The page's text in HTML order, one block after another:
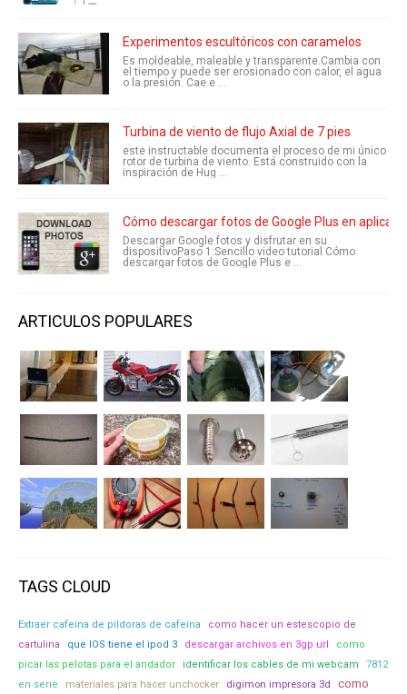
Experimentos escultóricos con caramelos
Es moldeable, maleable y transparente.Cambia con
el tiempo y puede ser erosionado con calor, el agua
o la presión. Cae e ...
Turbina de viento de flujo Axial de 7 pies
este instructable documenta el proceso de mi único
rotor de turbina de viento. Está construido con la
inspiración de Hug ...
Cómo descargar fotos de Google Plus en
Descargar Google fotos y disfrutar en su
dispositivoPaso 1:Sencillo video tutorial Cómo
descargar fotos de Google Plus e ...
ARTICULOS POPULARES
TAGS CLOUD
Extraer cafeina de pildoras de cafeina
como hacer un estescopio de
cartulina
que IOS tiene el ipod 3 descargar archivos en 3gp url
como
picar las pelotas para el andador
identificar los cables de mi webcam
7812
en serie
materiales para hacer unchocker digimon impresora 3d como